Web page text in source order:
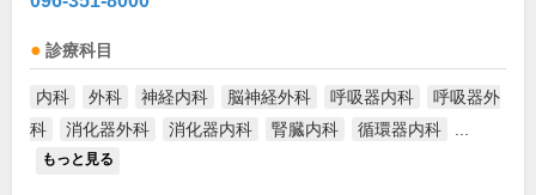
診療科目
内科 外科 神経内科 脳神経外科 呼吸器内科
呼吸器外
科
消化器外科 消化器内科 腎臓内科 循環器内科
もっと見る